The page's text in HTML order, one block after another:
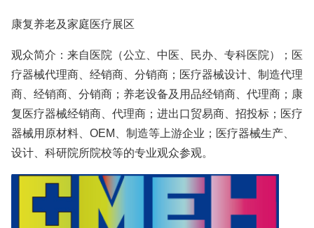
康复养老及家庭医疗展区
观众简介：来自医院（公立、中医、民办、专科医院）；医
疗器械代理商、经销商、分销商；医疗器械设计、制造代理
商、经销商、分销商；养老设备及用品经销商、代理商；康
复医疗器械经销商、代理商；进出口贸易商、招投标；医疗
器械用原材料、OEM、制造等上游企业；医疗器械生产、
设计、科研院所院校等的专业观众参观。